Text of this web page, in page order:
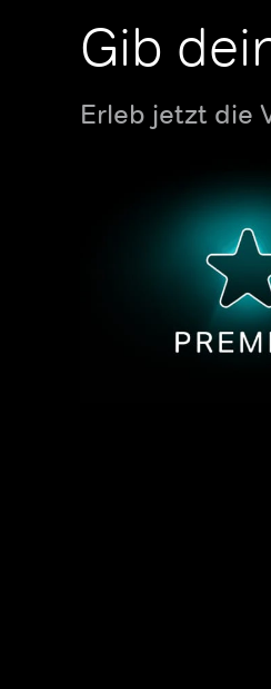
Gib
Erleb jetzt die